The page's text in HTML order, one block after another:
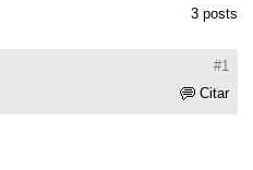
3 posts
#1
Citar